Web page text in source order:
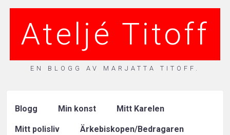
Ateljé Titoff
EN BLOGG AV MARJATTA TITOFF.
Blogg Min konst Mitt Karelen
Mitt polisliv Ärkebiskopen/Bedragaren